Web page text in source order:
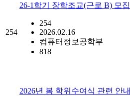
254
26-1학기 장학조교(근로 B) 모집
254
2026.02.16
컴퓨터정보공학부
818
2026년 봄 학위수여식 관련 안내